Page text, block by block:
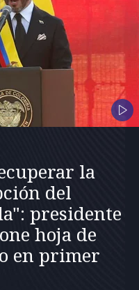
la
del
presidente
hoja de
en primer